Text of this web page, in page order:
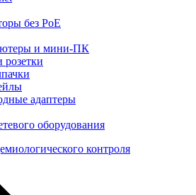
без PoE
и мини-ПК
адаптеры
оборудования
контроля